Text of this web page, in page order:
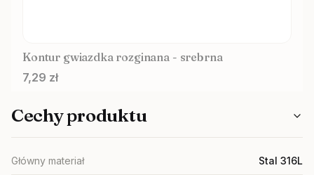
Kontur gwiazdka rozginana - srebrna
Cena
7,29 zł
Cechy produktu
Główny materiał Stal 316L